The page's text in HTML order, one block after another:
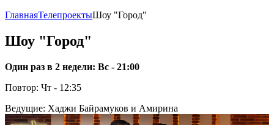
ГлавнаяТелепроектыШоу "Город"
Шоу "Город"
Один раз в 2 недели: Вс - 21:00
Повтор: Чт - 12:35
Ведущие: Хаджи Байрамуков и Амирина